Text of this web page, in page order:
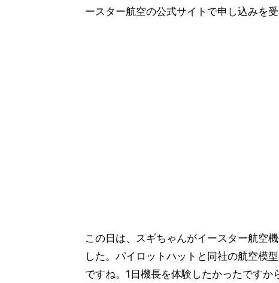
ースター航空の公式サイトで申し込みを受
この日は、スギちゃんがイースター航空
した。パイロットハットと同社の航空模
ですね。1日機長を体験したかったです